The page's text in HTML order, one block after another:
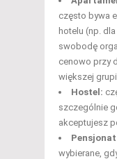
często bywa
hotelu (np.
swobodę
cenowo przy
większej
Hostel:
szczególnie
akceptujesz
wybierane,